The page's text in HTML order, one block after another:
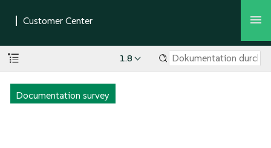
1.8
Documentation survey